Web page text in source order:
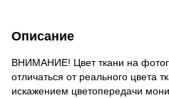
Описание
ВНИМАНИЕ! Цвет ткани на
отличаться от реального цвета
искажением цветопередачи